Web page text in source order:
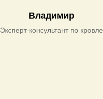
Владимир
Эксперт-консультант по кровле